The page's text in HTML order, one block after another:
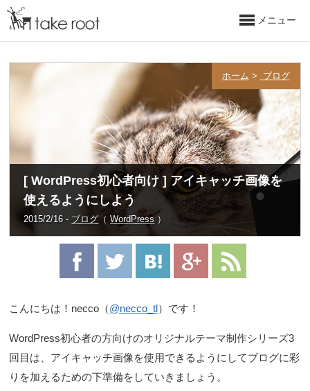
メニュー
ホーム > ブログ
[ WordPress初心者向け ] アイキャッチ画像を
使えるようにしよう
2015/2/16 - ブログ （WordPress ）
こんにちは！necco（@necco_tl）です！
WordPress初心者の方向けのオリジナルテーマ制作シリーズ3
回目は、アイキャッチ画像を使用できるようにしてブログに彩
りを加えるための下準備をしていきましょう。